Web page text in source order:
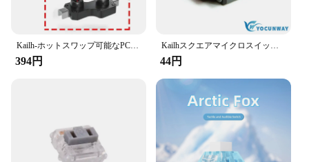
connectors are not just any ordinary plugs; they are
designed to provide a secure and reliable
connection, ensuring that your electronic devices
function flawlessly. The high-quality plastic
material used in their construction is not only
handle and install. Whether you're a seasoned
professional or a hobbyist, these connectors are
designed to meet the needs of various electronic
projects.
**Versatile and User-Friendly**
Kailh-ホットスワップ可能なPCBソケット、Outemu Cherry MXスイッチ、メカニカルキーボード、diy軸コネクタ、cpg151101s11に適合
394円
Kailhスクエアマイクロスイッチ,tact,オリジナル,ワイヤレスタードマウスボタン,4.3mm, 7.3mm, 9.5mm,新品
44円